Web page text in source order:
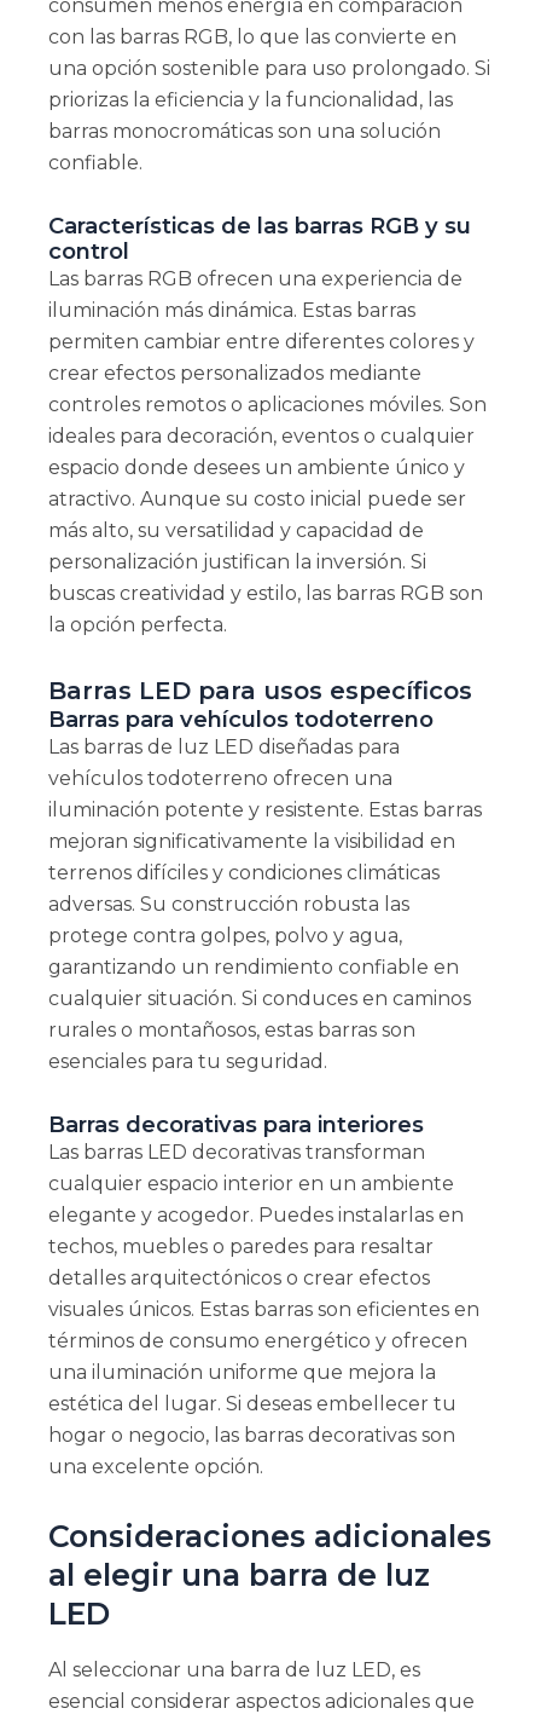
consumen menos energía en comparación
con las barras RGB, lo que las convierte en
una opción sostenible para uso prolongado. Si
priorizas la eficiencia y la funcionalidad, las
barras monocromáticas son una solución
confiable.
Características de las barras RGB y su
control
Las barras RGB ofrecen una experiencia de
iluminación más dinámica. Estas barras
permiten cambiar entre diferentes colores y
crear efectos personalizados mediante
controles remotos o aplicaciones móviles. Son
ideales para decoración, eventos o cualquier
espacio donde desees un ambiente único y
atractivo. Aunque su costo inicial puede ser
más alto, su versatilidad y capacidad de
personalización justifican la inversión. Si
buscas creatividad y estilo, las barras RGB son
la opción perfecta.
Barras LED para usos específicos
Barras para vehículos todoterreno
Las barras de luz LED diseñadas para
vehículos todoterreno ofrecen una
iluminación potente y resistente. Estas barras
mejoran significativamente la visibilidad en
terrenos difíciles y condiciones climáticas
adversas. Su construcción robusta las
protege contra golpes, polvo y agua,
garantizando un rendimiento confiable en
cualquier situación. Si conduces en caminos
rurales o montañosos, estas barras son
esenciales para tu seguridad.
Barras decorativas para interiores
Las barras LED decorativas transforman
cualquier espacio interior en un ambiente
elegante y acogedor. Puedes instalarlas en
techos, muebles o paredes para resaltar
detalles arquitectónicos o crear efectos
visuales únicos. Estas barras son eficientes en
términos de consumo energético y ofrecen
una iluminación uniforme que mejora la
estética del lugar. Si deseas embellecer tu
hogar o negocio, las barras decorativas son
una excelente opción.
Consideraciones adicionales
al elegir una barra de luz
LED
Al seleccionar una barra de luz LED, es
esencial considerar aspectos adicionales que